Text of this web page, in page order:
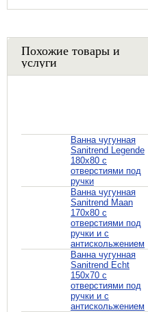
Похожие товары и
услуги
Ванна чугунная
Sanitrend Legende
180х80 с
отверстиями под
ручки
Ванна чугунная
Sanitrend Maan
170х80 с
отверстиями под
ручки и с
антискольжением
Ванна чугунная
Sanitrend Echt
150х70 с
отверстиями под
ручки и с
антискольжением